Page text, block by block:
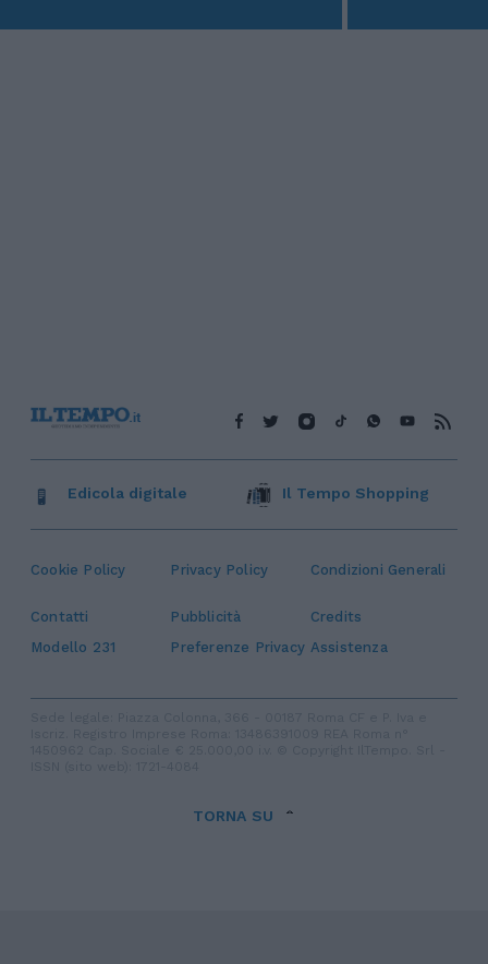
Cookie Policy Privacy Policy Condizioni Generali
Contatti Pubblicità
Credits
Modello 231
Preferenze Privacy Assistenza
Edicola digitale Il Tempo Shopping
TORNA SU